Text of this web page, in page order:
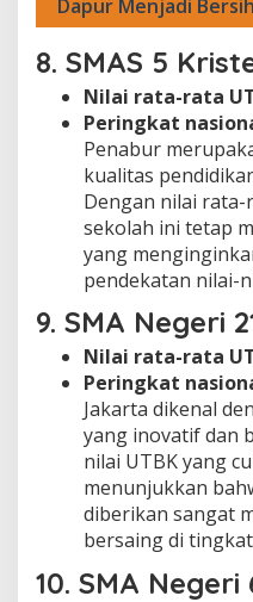
Dapur Menjadi Bersih
8. SMAS 5
Nilai rata-rata
Peringkat
Penabur
kualitas
Dengan nilai
sekolah ini tetap
yang
pendekatan nilai-
9. SMA Negeri
Nilai rata-rata
Peringkat
Jakarta dikenal
yang inovatif dan
nilai UTBK yang
menunjukkan
diberikan sangat
bersaing di
10. SMA Negeri